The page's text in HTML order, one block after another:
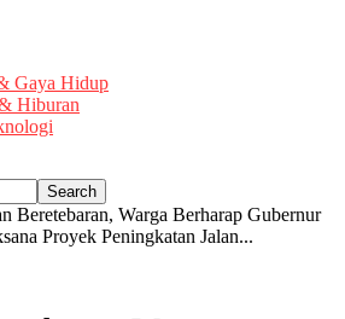
Gaya Hidup
Hiburan
Beretebaran, Warga Berharap Gubernur
Proyek Peningkatan Jalan...